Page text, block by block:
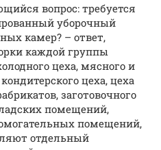
вопрос: требуется
уборочный
камер? – ответ,
каждой группы
цеха, мясного и
цеха, цеха
заготовочного
помещений,
помещений,
отдельный